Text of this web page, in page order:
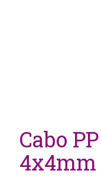
Cabo
4x4mm